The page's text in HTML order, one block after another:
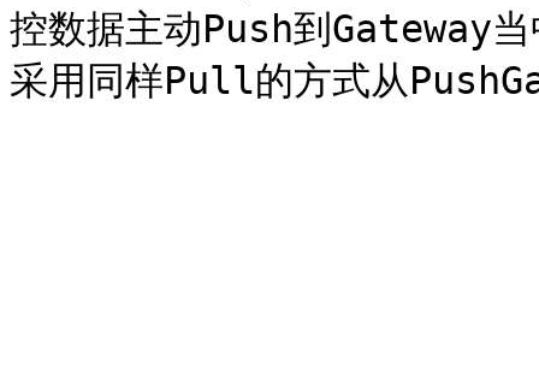
控数据主动Push到Gateway